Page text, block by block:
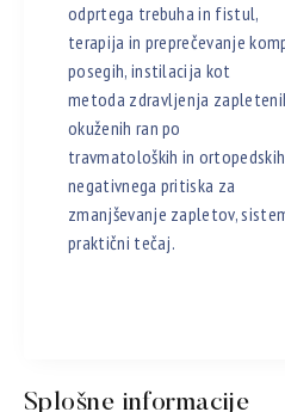
odprtega trebuha in fistul,
terapija in preprečevanje
posegih, instilacija kot
metoda zdravljenja
okuženih ran po
travmatoloških in
negativnega pritiska za
zmanjševanje zapletov,
praktični tečaj.
Splošne informacije